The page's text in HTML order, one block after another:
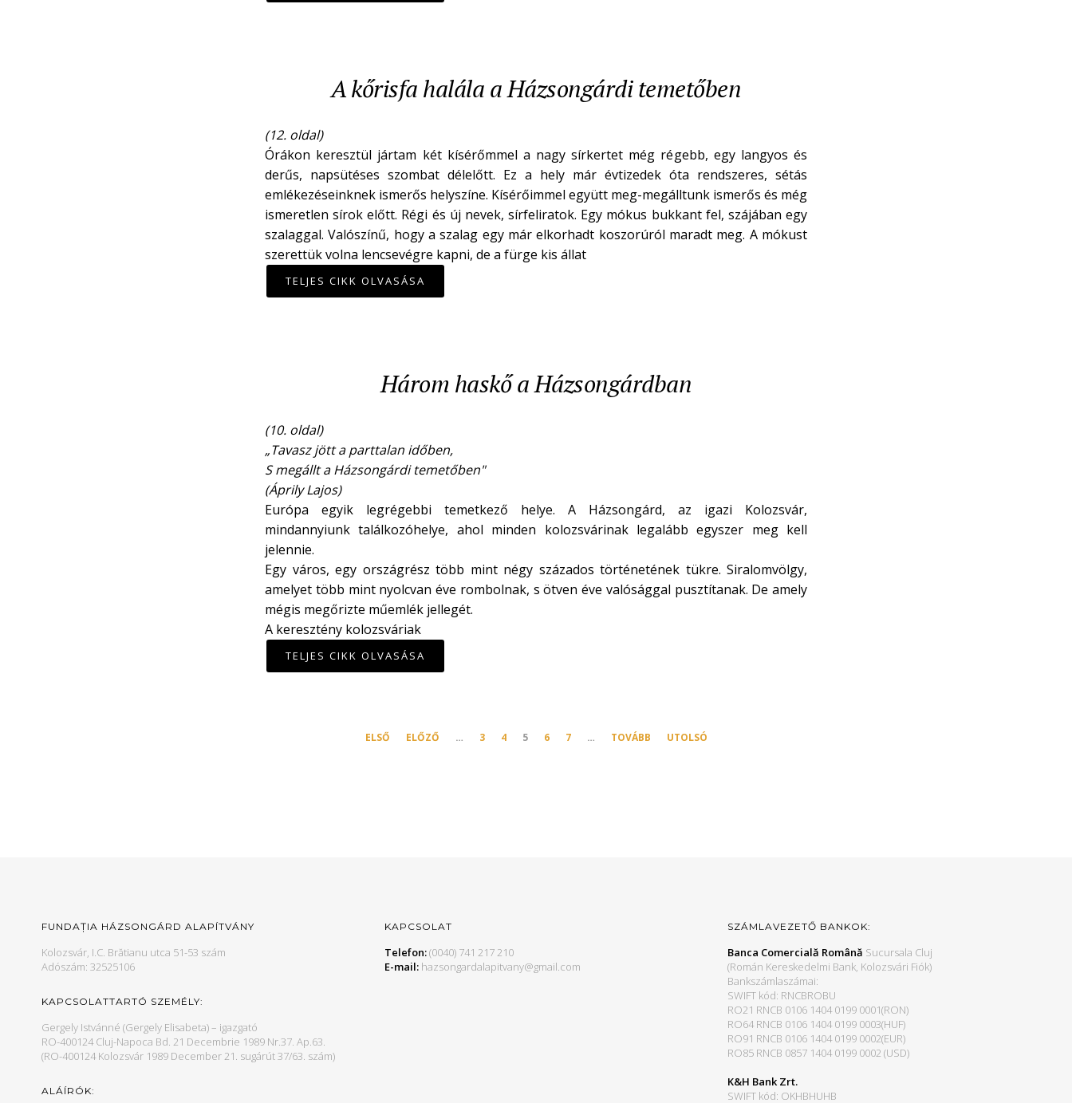
A kőrisfa halála a Házsongárdi temetőben
(12. oldal)
Órákon keresztül jártam két kísérőmmel a nagy sírkertet még régebb, egy langyos és
derűs, napsütéses szombat délelőtt. Ez a hely már évtizedek óta rendszeres, sétás
emlékezéseinknek ismerős helyszíne. Kísérőimmel együtt meg-megálltunk ismerős és még
ismeretlen sírok előtt. Régi és új nevek, sírfeliratok. Egy mókus bukkant fel, szájában egy
szalaggal. Valószínű, hogy a szalag egy már elkorhadt koszorúról maradt meg. A mókust
szerettük volna lencsevégre kapni, de a fürge kis állat
TELJES CIKK OLVASÁSA
Három haskő a Házsongárdban
(10. oldal)
„Tavasz jött a parttalan időben,
S megállt a Házsongárdi temetőben"
(Áprily Lajos)
Európa egyik legrégebbi temetkező helye. A Házsongárd, az igazi Kolozsvár,
mindannyiunk találkozóhelye, ahol minden kolozsvárinak legalább egyszer meg kell
jelennie.
Egy város, egy országrész több mint négy százados történetének tükre. Siralomvölgy,
amelyet több mint nyolcvan éve rombolnak, s ötven éve valósággal pusztítanak. De amely
mégis megőrizte műemlék jellegét.
A keresztény kolozsváriak
TELJES CIKK OLVASÁSA
ELSŐ ELŐZŐ … 3 4 5 6 7 … TOVÁBB UTOLSÓ
FUNDAȚIA HÁZSONGÁRD ALAPÍTVÁNY
Kolozsvár, I.C. Brătianu utca 51-53 szám
Adószám: 32525106
KAPCSOLATTARTÓ SZEMÉLY:
Gergely Istvánné (Gergely Elisabeta) – igazgató
RO-400124 Cluj-Napoca Bd. 21 Decembrie 1989 Nr.37. Ap.63.
(RO-400124 Kolozsvár 1989 December 21. sugárút 37/63. szám)
ALÁÍRÓK:
KAPCSOLAT
Telefon:(0040) 741 217 210
E-mail: hazsongardalapitvany@gmail.com
SZÁMLAVEZETŐ BANKOK:
Banca Comercială Română Sucursala Cluj
(Román Kereskedelmi Bank, Kolozsvári Fiók)
Bankszámlaszámai:
SWIFT kód: RNCBROBU
RO21 RNCB 0106 1404 0199 0001(RON)
RO64 RNCB 0106 1404 0199 0003(HUF)
RO91 RNCB 0106 1404 0199 0002(EUR)
RO85 RNCB 0857 1404 0199 0002 (USD)
K&H Bank Zrt.
SWIFT kód: OKHBHUHB